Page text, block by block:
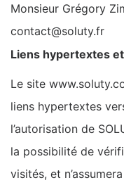
Monsieur Grégory
contact@soluty.fr
Liens hypertextes
Le site
liens hypertextes
l’autorisation de
la possibilité de
visités, et